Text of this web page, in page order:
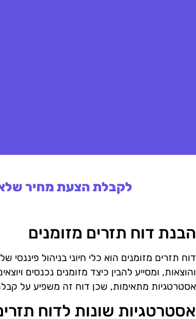
לקבלת הצעת מחיר שלא
הבנת דוח תזרים מזומנים
דוח תזרים מזומנים הוא כלי חיוני בניהול
והוצאות, ומסייע להבין כיצד מזומנים נכנסים
אסטרטגיות מתאימות, שכן דוח זה משפיע על
אסטרטגיות שונות לדוח